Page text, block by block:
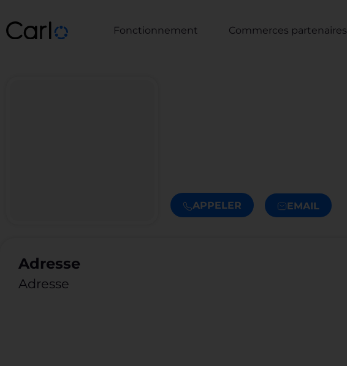
Fonctionnement Commerces partenaires
APPELER EMAIL
Adresse
Adresse